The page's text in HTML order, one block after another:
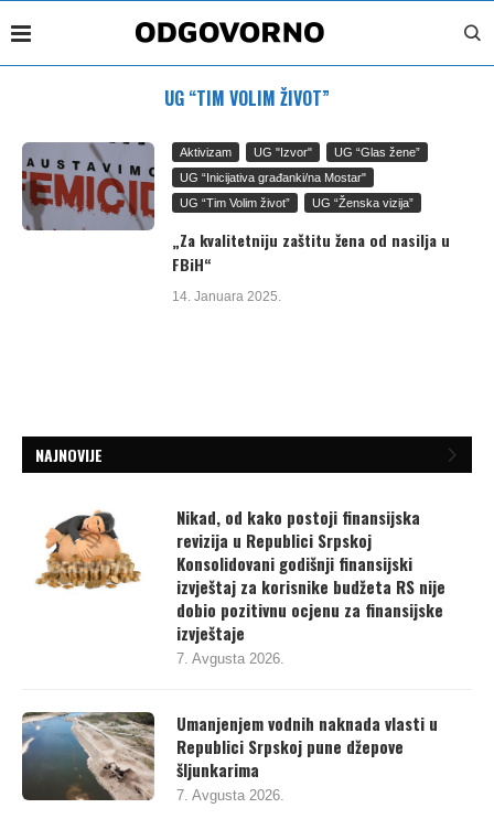
UG “TIM VOLIM ŽIVOT”
Aktivizam UG "Izvor"
UG “Glas žene”
UG “Inicijativa građanki/na Mostar"
UG “Tim Volim život”
UG “Ženska vizija”
„Za kvalitetniju zaštitu žena od nasilja u
FBiH“
14. Januara 2025.
NAJNOVIJE
Nikad, od kako postoji finansijska
revizija u Republici Srpskoj
Konsolidovani godišnji finansijski
izvještaj za korisnike budžeta RS nije
dobio pozitivnu ocjenu za finansijske
izvještaje
7. Avgusta 2026.
Umanjenjem vodnih naknada vlasti u
Republici Srpskoj pune džepove
šljunkarima
7. Avgusta 2026.